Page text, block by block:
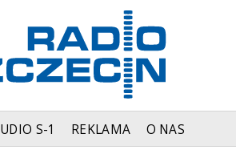
S-1 REKLAMA O NAS